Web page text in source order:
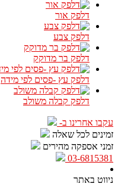
דלפק אור
דלפק צבע
דלפק בר מדוקק
דלפק עץ -פסים לפי מידה
דלפק קבלה משולב
עקבו אחרינו ב-
זמינים לכל שאלה
זמני אספקה מהירים
03-6815381
ניווט באתר